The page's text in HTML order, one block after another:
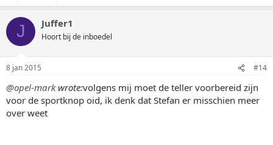
J Juffer1
Hoort bij de inboedel
8 jan 2015 #14
@opel-markwrote:volgens mij moet de teller voorbereid zijn
voor de sportknop oid, ik denk dat Stefan er misschien meer
over weet